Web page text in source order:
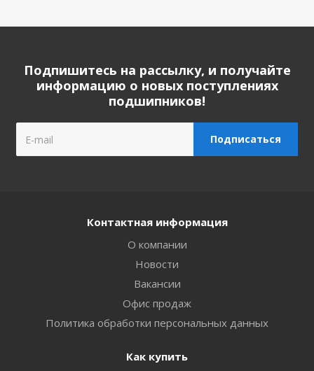
Подпишитесь на рассылку, и получайте
информацию о новых поступлениях
подшипников!
Контактная информация
О компании
Новости
Вакансии
Офис продаж
Политика обработки персональных данных
Как купить